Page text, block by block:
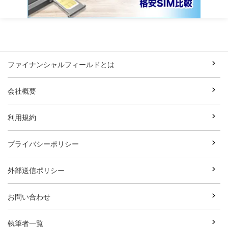
ファイナンシャルフィールドとは
会社概要
利用規約
プライバシーポリシー
外部送信ポリシー
お問い合わせ
執筆者一覧